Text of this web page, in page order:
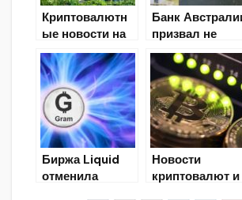
Криптовалютн
ые новости на
26.12.2019
Банк
призвал не
допускать
токен Libra на
свой рынок
Биржа Liquid
отменила
Новости
криптовалют и